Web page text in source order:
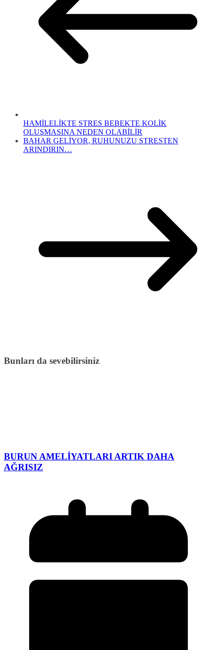
HAMİLELİKTE STRES BEBEKTE KOLİK
OLUŞMASINA NEDEN OLABİLİR
BAHAR GELİYOR, RUHUNUZU STRESTEN
ARINDIRIN…
Bunları da sevebilirsiniz
BURUN AMELİYATLARI ARTIK DAHA
AĞRISIZ